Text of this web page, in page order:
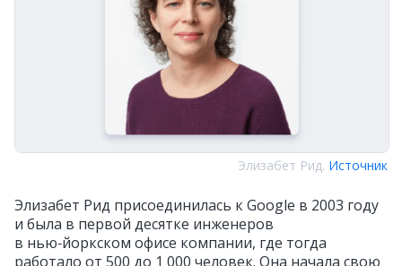
Элизабет Рид. Источник
Элизабет Рид присоединилась к Google в 2003 году
и была в первой десятке инженеров
в нью‑йоркском офисе компании, где тогда
работало от 500 до 1 000 человек. Она начала свою